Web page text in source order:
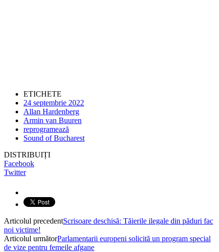
ETICHETE
24 septembrie 2022
Allan Hardenberg
Armin van Buuren
reprogramează
Sound of Bucharest
DISTRIBUIȚI
Facebook
Twitter
Articolul precedentScrisoare deschisă: Tăierile ilegale din păduri fac
noi victime!
Articolul următorParlamentarii europeni solicită un program special
de vize pentru femeile afgane